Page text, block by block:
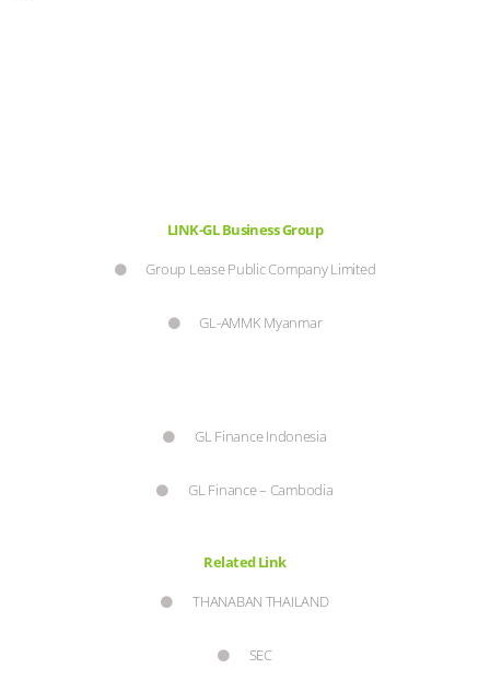
LINK-GL Business Group
Group Lease Public Company Limited
GL-AMMK Myanmar
GL Finance Indonesia
GL Finance – Cambodia
Related Link
THANABAN THAILAND
SEC